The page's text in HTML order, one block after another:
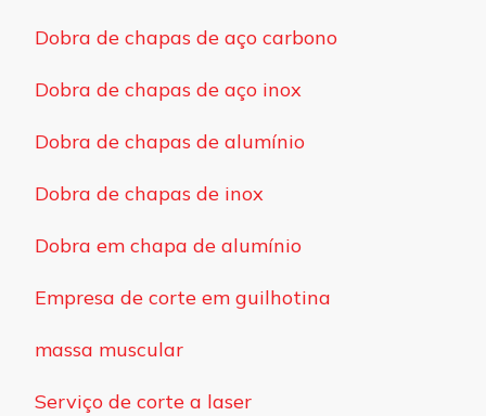
Dobra de chapas de aço carbono
Dobra de chapas de aço inox
Dobra de chapas de alumínio
Dobra de chapas de inox
Dobra em chapa de alumínio
Empresa de corte em guilhotina
massa muscular
Serviço de corte a laser